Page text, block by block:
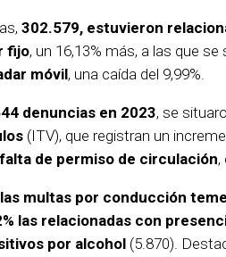
302.579, estuvieron
fijo, un 16,13% más, a las que se
móvil, una caída del 9,99%.
denuncias en 2023, se
(ITV), que registran un
falta de permiso de circulación,
multas por conducción
las relacionadas con
por alcohol (5.870).